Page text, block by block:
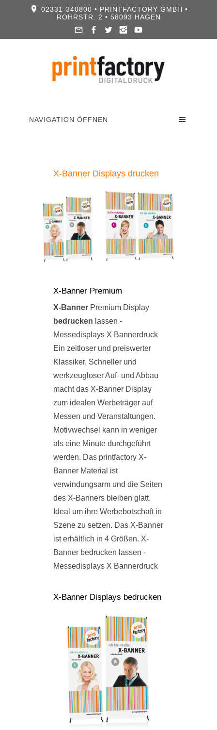
02331-340800 • PRINTFACTORY GMBH •
ROHRSTR. 2 • 58093 HAGEN
NAVIGATION ÖFFNEN
X-Banner Displays drucken
X-Banner Premium
X-Banner Premium Display
bedrucken lassen -
Messedisplays X Bannerdruck
Ein zeitloser und preiswerter
Klassiker. Schneller und
werkzeugloser Auf- und Abbau
macht das X-Banner Display
zum idealen Werbeträger auf
Messen und Veranstaltungen.
Motivwechsel kann in weniger
als eine Minute durchgeführt
werden. Das printfactory X-
Banner Material ist
verwindungsarm und die Seiten
des X-Banners bleiben glatt.
Ideal um ihre Werbebotschaft in
Szene zu setzen. Das X-Banner
ist erhältlich in 4 Größen. X-
Banner bedrucken lassen -
Messedisplays X Bannerdruck
X-Banner Displays bedrucken